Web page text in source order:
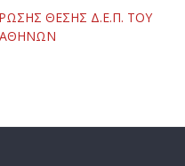
ΘΕΣΗΣ Δ.Ε.Π. ΤΟΥ
ΑΘΗΝΩΝ